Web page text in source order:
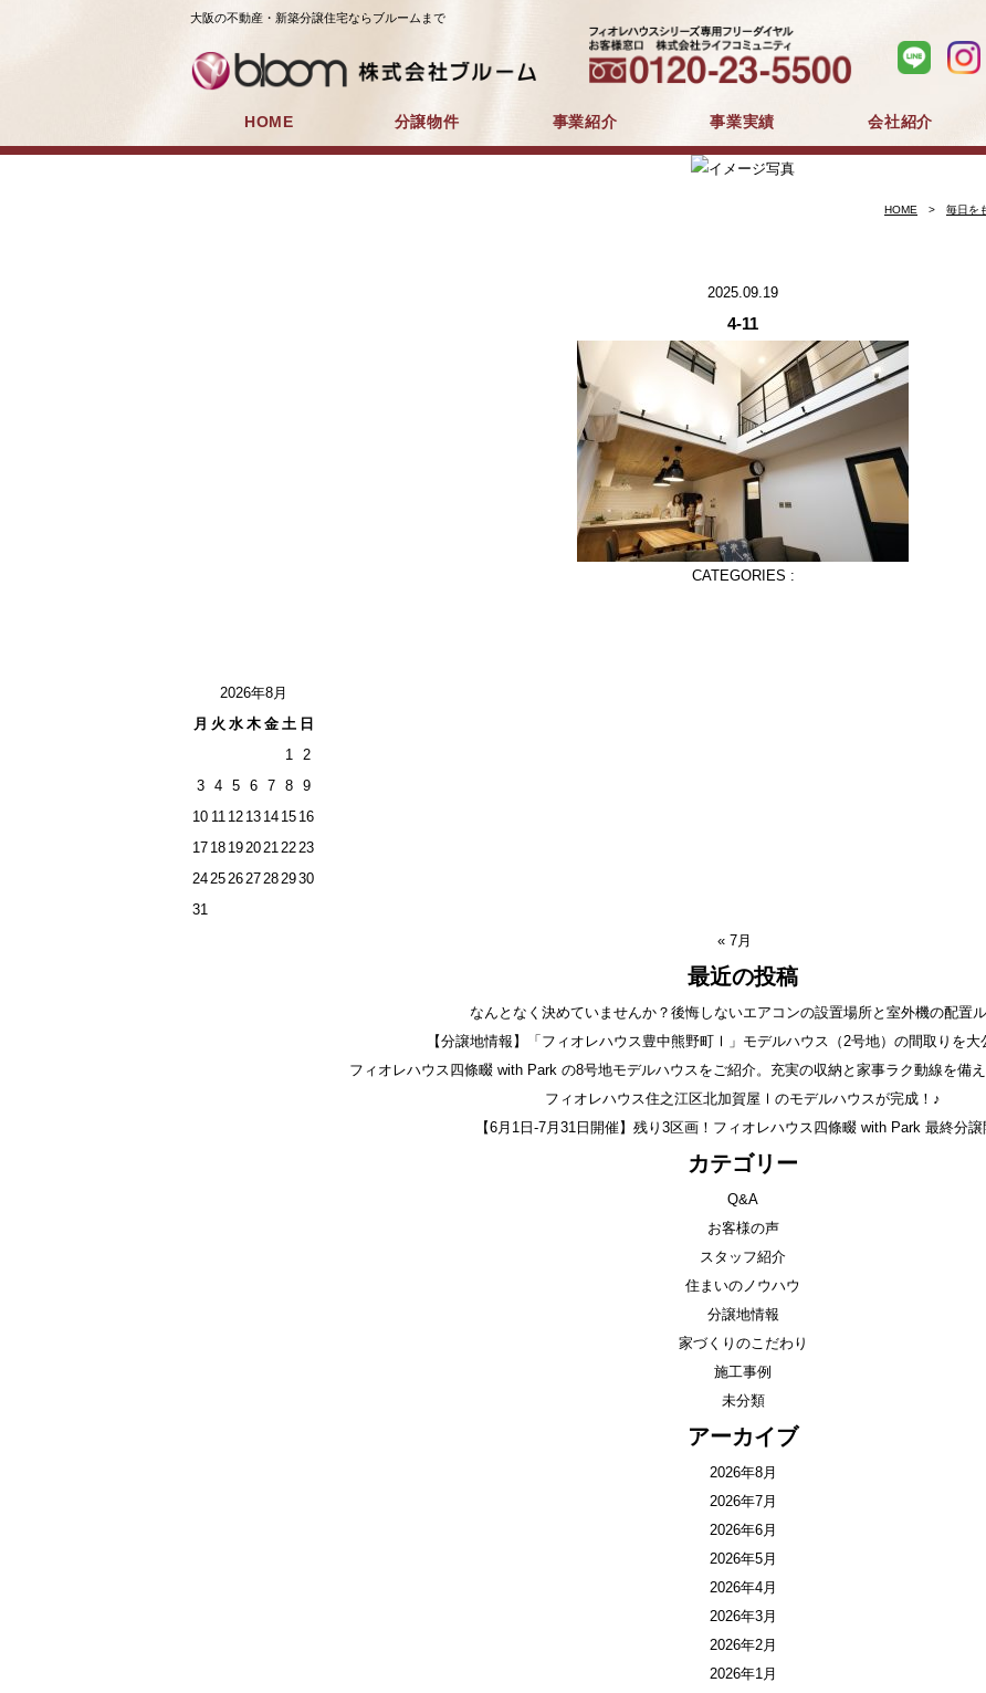
大阪の不動産・新築分譲住宅ならブルームまで
HOME 分譲物件 事業紹介 事業実績
戸建分譲
マンション分譲
会社紹介
HOME 毎日を
2025.09.19
4-11
CATEGORIES :
2026年8月
月 火 水 木 金 土 日
1
2
3
4 5 6 7 8
9
10 11 12 13 14 15 16
17 18 1920212223
24252627282930
31
« 7月
最近の投稿
なんとなく決めていませんか？後悔しないエアコンの設置場所と室外機の配置
【分譲地情報】「フィオレハウス豊中熊野町Ⅰ」モデルハウス（2号地）の間取りを大
フィオレハウス四條畷 with Park の8号地モデルハウスをご紹介。充実の収納と家事ラク動線を備
フィオレハウス住之江区北加賀屋Ⅰのモデルハウスが完成！♪
【6月1日-7月31日開催】残り3区画！フィオレハウス四條畷 with Park 最終分譲
カテゴリー
Q&A
お客様の声
スタッフ紹介
住まいのノウハウ
分譲地情報
家づくりのこだわり
施工事例
未分類
アーカイブ
2026年8月
2026年7月
2026年6月
2026年5月
2026年4月
2026年3月
2026年2月
2026年1月